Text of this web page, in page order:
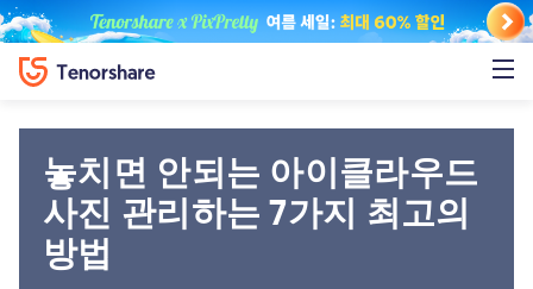
놓치면 안되는 아이클라우드
사진 관리하는 7가지 최고의
방법